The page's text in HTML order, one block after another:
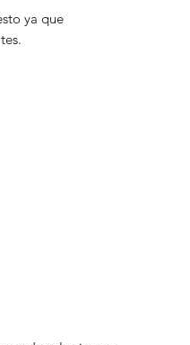
ya que